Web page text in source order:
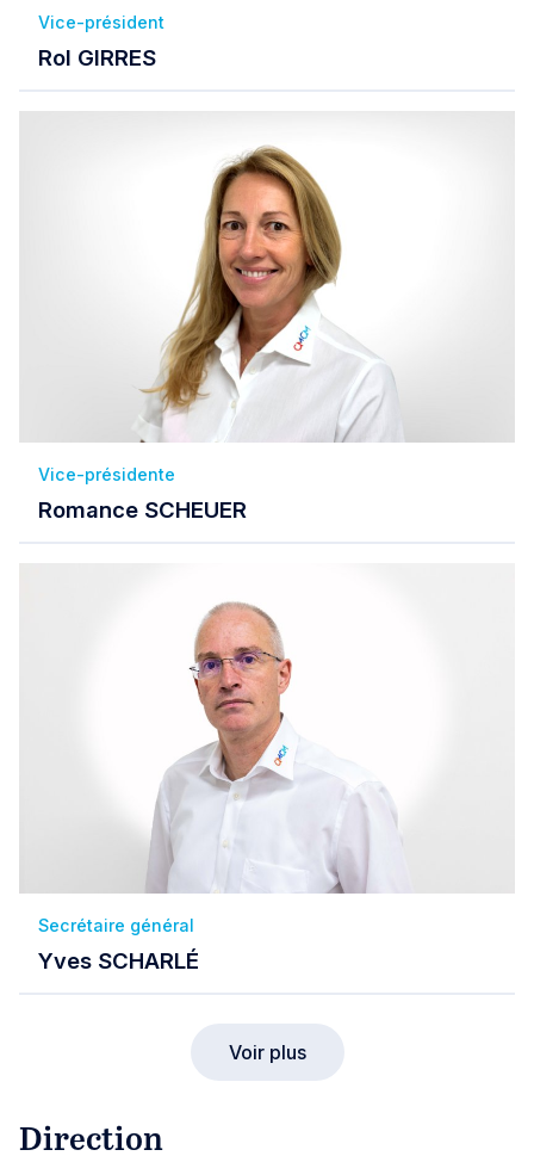
Vice-président
Rol GIRRES
Vice-présidente
Romance SCHEUER
Secrétaire général
Yves SCHARLÉ
Voir plus
Direction